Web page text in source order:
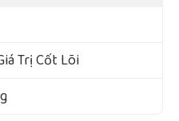
Trị Cốt Lõi